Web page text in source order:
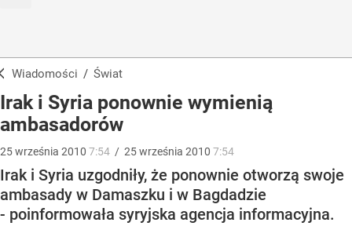
Wiadomości / Świat
Irak i Syria ponownie wymienią
ambasadorów
25września 2010 7:54 / 25września 2010 7:54
Irak i Syria uzgodniły, że ponownie otworzą swoje
ambasady w Damaszku i w Bagdadzie
- poinformowała syryjska agencja informacyjna.